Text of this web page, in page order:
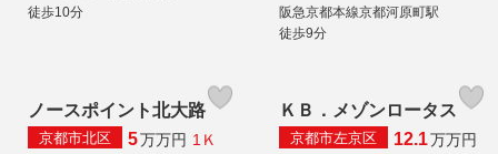
徒歩10分
阪急京都本線京都河原町駅
徒歩9分
ノースポイント北大路
京都市北区 5万万円 1Ｋ
ＫＢ．メゾンロータス
京都市左京区 12.1万万円